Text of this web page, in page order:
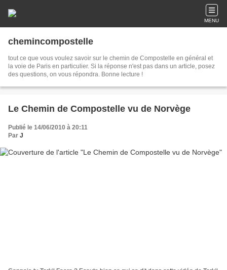
MENU
chemincompostelle
tout ce que vous voulez savoir sur le chemin de Compostelle en général et
la voie de Paris en particulier. Si la réponse n'est pas dans un article, posez
des questions, on vous répondra. Bonne lecture !
Le Chemin de Compostelle vu de Norvège
Publié le 14/06/2010 à 20:11
Par J